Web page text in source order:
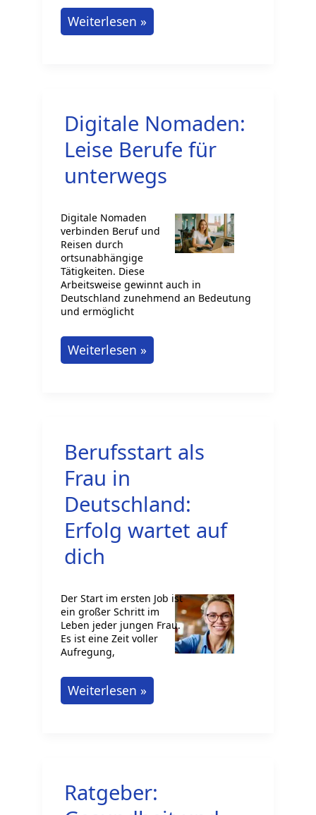
Grundschullehrer:
Alltag
Weiterlesen »
Digitale Nomaden:
Leise Berufe für
unterwegs
Digitale Nomaden
verbinden Beruf und
Reisen durch
ortsunabhängige
Tätigkeiten. Diese
Arbeitsweise gewinnt auch in
Deutschland zunehmend an Bedeutung
und ermöglicht
Digitale
Nomaden:
unterwegs
Weiterlesen »
Berufsstart als
Frau in
Deutschland:
Erfolg wartet auf
dich
Der Start im ersten Job ist
ein großer Schritt im
Leben jeder jungen Frau.
Es ist eine Zeit voller
Aufregung,
Berufsstart
als
Erfolg
Weiterlesen »
Ratgeber: